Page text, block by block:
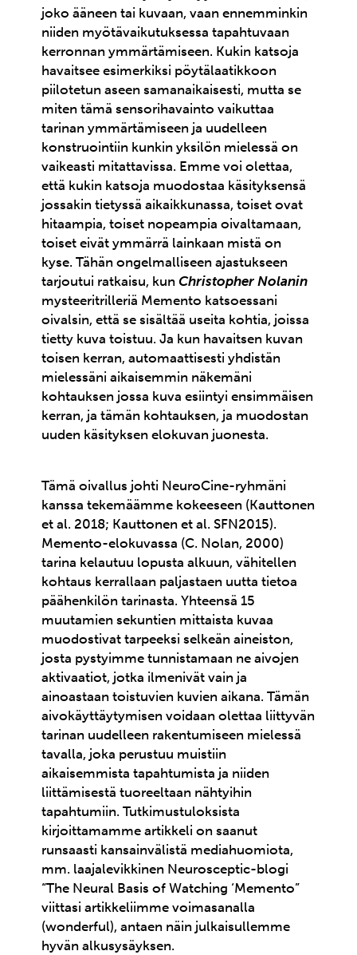
joko ääneen tai kuvaan, vaan ennemminkin
niiden myötävaikutuksessa tapahtuvaan
kerronnan ymmärtämiseen. Kukin katsoja
havaitsee esimerkiksi pöytälaatikkoon
piilotetun aseen samanaikaisesti, mutta se
miten tämä sensorihavainto vaikuttaa
tarinan ymmärtämiseen ja uudelleen
konstruointiin kunkin yksilön mielessä on
vaikeasti mitattavissa. Emme voi olettaa,
että kukin katsoja muodostaa käsityksensä
jossakin tietyssä aikaikkunassa, toiset ovat
hitaampia, toiset nopeampia oivaltamaan,
toiset eivät ymmärrä lainkaan mistä on
kyse. Tähän ongelmalliseen ajastukseen
tarjoutui ratkaisu, kunChristopher Nolanin
mysteeritrilleriä Memento katsoessani
oivalsin, että se sisältää useita kohtia, joissa
tietty kuva toistuu. Ja kun havaitsen kuvan
toisen kerran, automaattisesti yhdistän
mielessäni aikaisemmin näkemäni
kohtauksen jossa kuva esiintyi ensimmäisen
kerran, ja tämän kohtauksen, ja muodostan
uuden käsityksen elokuvan juonesta.
Tämä oivallus johti NeuroCine-ryhmäni
kanssa tekemäämme kokeeseen (Kauttonen
et al. 2018; Kauttonen et al. SFN2015).
Memento-elokuvassa (C. Nolan, 2000)
tarina kelautuu lopusta alkuun, vähitellen
kohtaus kerrallaan paljastaen uutta tietoa
päähenkilön tarinasta. Yhteensä 15
muutamien sekuntien mittaista kuvaa
muodostivat tarpeeksi selkeän aineiston,
josta pystyimme tunnistamaan ne aivojen
aktivaatiot, jotka ilmenivät vain ja
ainoastaan toistuvien kuvien aikana. Tämän
aivokäyttäytymisen voidaan olettaa liittyvän
tarinan uudelleen rakentumiseen mielessä
tavalla, joka perustuu muistiin
aikaisemmista tapahtumista ja niiden
liittämisestä tuoreeltaan nähtyihin
tapahtumiin. Tutkimustuloksista
kirjoittamamme artikkeli on saanut
runsaasti kansainvälistä mediahuomiota,
mm. laajalevikkinen Neurosceptic-blogi
“The Neural Basis of Watching ‘Memento”
viittasi artikkeliimme voimasanalla
(wonderful), antaen näin julkaisullemme
hyvän alkusysäyksen.